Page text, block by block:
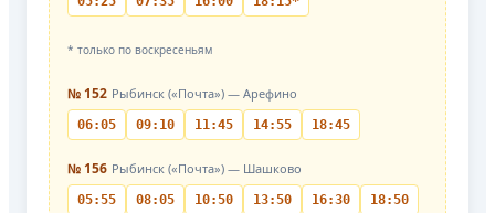
* только по воскресеньям
№ 152 Рыбинск («Почта») — Арефино
06:05 09:10 11:45 14:55 18:45
№ 156 Рыбинск («Почта») — Шашково
05:55 08:05 10:50 13:50 16:30 18:50